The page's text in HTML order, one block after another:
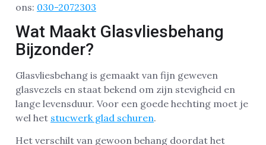
ons: 030-2072303
Wat Maakt Glasvliesbehang
Bijzonder?
Glasvliesbehang is gemaakt van fijn geweven
glasvezels en staat bekend om zijn stevigheid en
lange levensduur. Voor een goede hechting moet je
wel het stucwerk glad schuren.
Het verschilt van gewoon behang doordat het